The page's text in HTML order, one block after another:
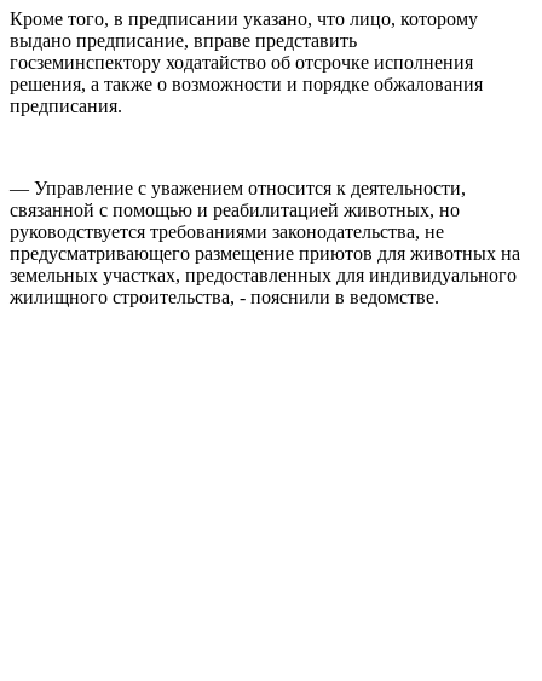
Кроме того, в предписании указано, что лицо, которому
выдано предписание, вправе представить
госземинспектору ходатайство об отсрочке исполнения
решения, а также о возможности и порядке обжалования
предписания.
— Управление с уважением относится к деятельности,
связанной с помощью и реабилитацией животных, но
руководствуется требованиями законодательства, не
предусматривающего размещение приютов для животных на
земельных участках, предоставленных для индивидуального
жилищного строительства, - пояснили в ведомстве.